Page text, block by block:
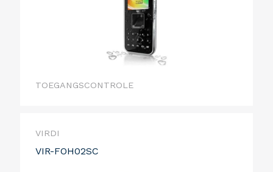
TOEGANGSCONTROLE
VIRDI
VIR-FOH02SC